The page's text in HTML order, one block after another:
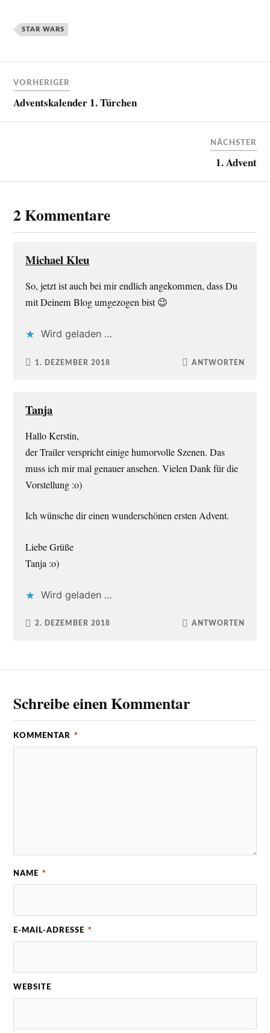
STAR WARS
VORHERIGER
Adventskalender 1. Türchen
NÄCHSTER
1. Advent
2 Kommentare
Michael Kleu
So, jetzt ist auch bei mir endlich angekommen, dass Du
mit Deinem Blog umgezogen bist 😉
Wird geladen …
1. DEZEMBER 2018 ANTWORTEN
Tanja
Hallo Kerstin,
der Trailer verspricht einige humorvolle Szenen. Das
muss ich mir mal genauer ansehen. Vielen Dank für die
Vorstellung :o)
Ich wünsche dir einen wunderschönen ersten Advent.
Liebe Grüße
Tanja :o)
Wird geladen …
2. DEZEMBER 2018 ANTWORTEN
Schreibe einen Kommentar
KOMMENTAR *
NAME *
E-MAIL-ADRESSE *
WEBSITE